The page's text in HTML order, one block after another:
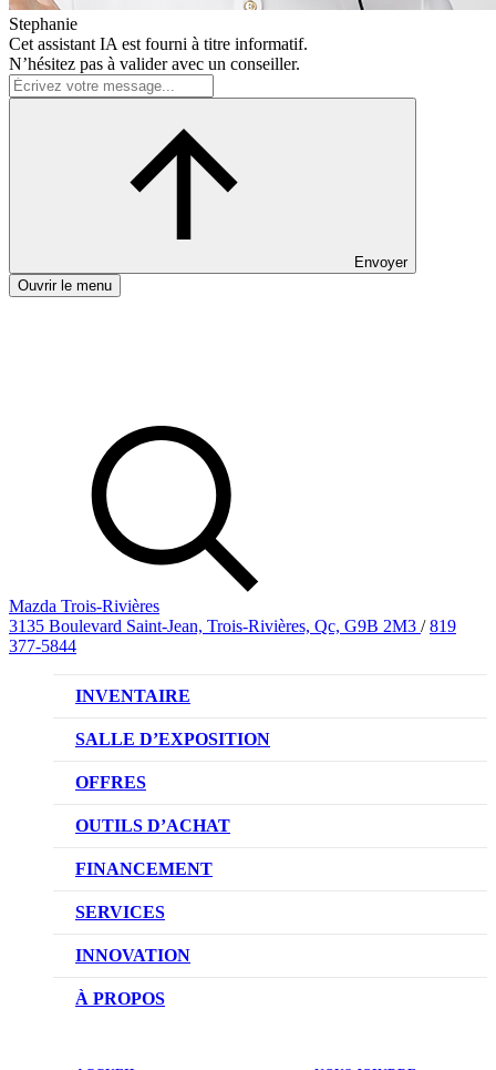
Stephanie
Cet assistant IA est fourni à titre informatif.
N’hésitez pas à valider avec un conseiller.
Envoyer
Ouvrir le menu
Mazda Trois-Rivières
3135 Boulevard Saint-Jean, Trois-Rivières, Qc, G9B 2M3 / 819
377-5844
INVENTAIRE
VÉHICULES NEUFS
VÉHICULES D’OCCASION
SALLE D’EXPOSITION
OFFRES
OFFRES DU CONCESSIONNAIRE
OUTILS D’ACHAT
CONFIGUREZ VOTRE VÉHICULE
RÉSERVEZ UN ESSAI ROUTIER
DEMANDEZ UN PRIX
FINANCEMENT
NOTRE DIFFÉRENCE
DEMANDE DE CRÉDIT AUTO
SERVICES
NOTRE PROMESSE
PRENDRE UN RENDEZ-VOUS
INNOVATION
TECHNOLOGIE SKYACTIV
À PROPOS